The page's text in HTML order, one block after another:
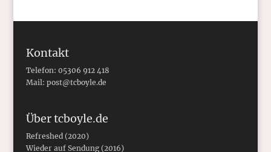
Kontakt
Telefon: 05306 912 418
Mail: post@tcboyle.de
Über tcboyle.de
Refreshed (2020)
Wieder auf Sendung (2016)